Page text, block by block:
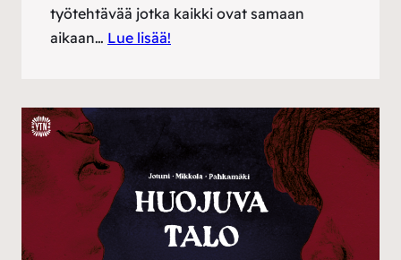
työtehtävää jotka kaikki ovat samaan
aikaan… Lue lisää!